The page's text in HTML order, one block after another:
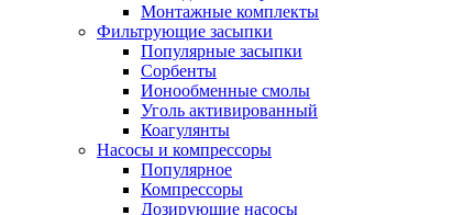
Монтажные комплекты
Фильтрующие засыпки
Популярные засыпки
Сорбенты
Ионообменные смолы
Уголь активированный
Коагулянты
Насосы и компрессоры
Популярное
Компрессоры
Дозирующие насосы